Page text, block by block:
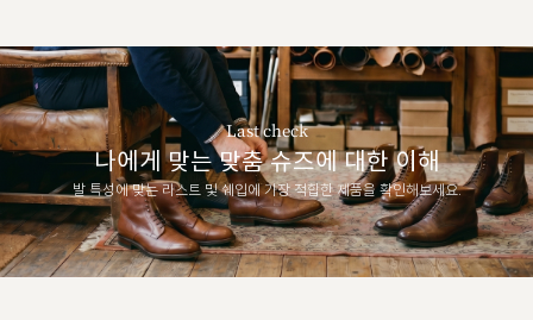
Last check
나에게 맞는 맞춤 슈즈에 대한 이해
발 특성에 맞는 라스트 및 쉐입에 가장 적합한 제품을 확인해보세요.